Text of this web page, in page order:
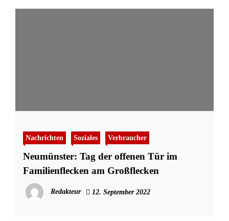
Nachrichten Soziales Verbraucher
Neumünster: Tag der offenen Tür im
Familienflecken am Großflecken
Redakteur 12. September 2022